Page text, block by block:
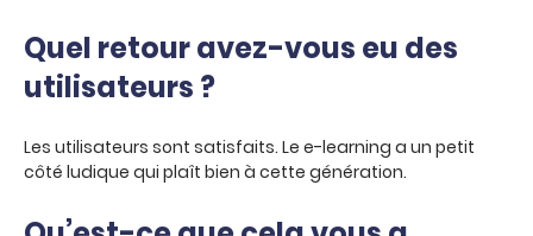
Quel retour avez-vous eu des
utilisateurs ?
Les utilisateurs sont satisfaits. Le e-learning a un petit
côté ludique qui plaît bien à cette génération.